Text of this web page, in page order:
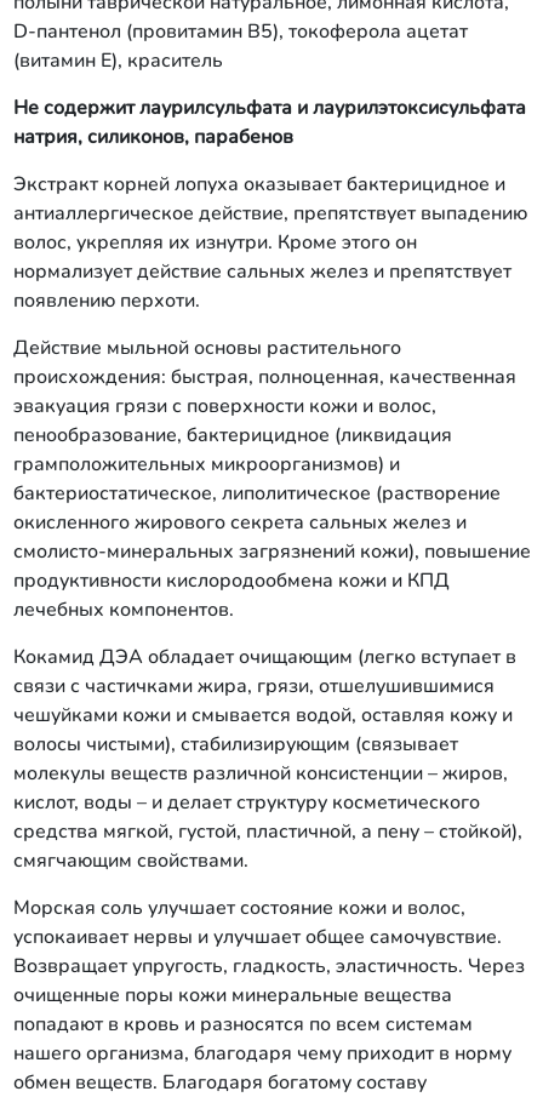
D-пантенол (провитамин В5), токоферола ацетат
(витамин Е), краситель
Не содержит лаурилсульфата и лаурилэтоксисульфата
натрия, силиконов, парабенов
Экстракт корней лопуха оказывает бактерицидное и
антиаллергическое действие, препятствует выпадению
волос, укрепляя их изнутри. Кроме этого он
нормализует действие сальных желез и препятствует
появлению перхоти.
Действие мыльной основы растительного
происхождения: быстрая, полноценная, качественная
эвакуация грязи с поверхности кожи и волос,
пенообразование, бактерицидное (ликвидация
грамположительных микроорганизмов) и
бактериостатическое, липолитическое (растворение
окисленного жирового секрета сальных желез и
смолисто-минеральных загрязнений кожи), повышение
продуктивности кислородообмена кожи и КПД
лечебных компонентов.
Кокамид ДЭА обладает очищающим (легко вступает в
связи с частичками жира, грязи, отшелушившимися
чешуйками кожи и смывается водой, оставляя кожу и
волосы чистыми), стабилизирующим (связывает
молекулы веществ различной консистенции – жиров,
кислот, воды – и делает структуру косметического
средства мягкой, густой, пластичной, а пену – стойкой),
смягчающим свойствами.
Морская соль улучшает состояние кожи и волос,
успокаивает нервы и улучшает общее самочувствие.
Возвращает упругость, гладкость, эластичность. Через
очищенные поры кожи минеральные вещества
попадают в кровь и разносятся по всем системам
нашего организма, благодаря чему приходит в норму
обмен веществ. Благодаря богатому составу